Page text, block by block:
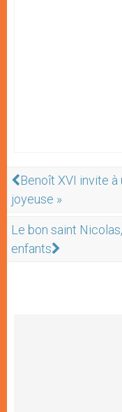
Benoît XVI invite
joyeuse »
Le bon saint
enfants